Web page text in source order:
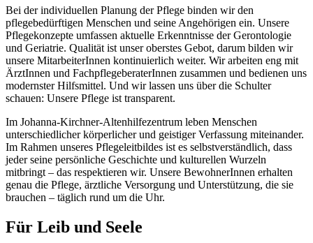
Bei der individuellen Planung der Pflege binden wir den
pflegebedürftigen Menschen und seine Angehörigen ein. Unsere
Pflegekonzepte umfassen aktuelle Erkenntnisse der Gerontologie
und Geriatrie. Qualität ist unser oberstes Gebot, darum bilden wir
unsere MitarbeiterInnen kontinuierlich weiter. Wir arbeiten eng mit
ÄrztInnen und FachpflegeberaterInnen zusammen und bedienen uns
modernster Hilfsmittel. Und wir lassen uns über die Schulter
schauen: Unsere Pflege ist transparent.
Im Johanna-Kirchner-Altenhilfezentrum leben Menschen
unterschiedlicher körperlicher und geistiger Verfassung miteinander.
Im Rahmen unseres Pflegeleitbildes ist es selbstverständlich, dass
jeder seine persönliche Geschichte und kulturellen Wurzeln
mitbringt – das respektieren wir. Unsere BewohnerInnen erhalten
genau die Pflege, ärztliche Versorgung und Unterstützung, die sie
brauchen – täglich rund um die Uhr.
Für Leib und Seele